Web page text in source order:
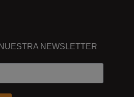
NEWSLETTER